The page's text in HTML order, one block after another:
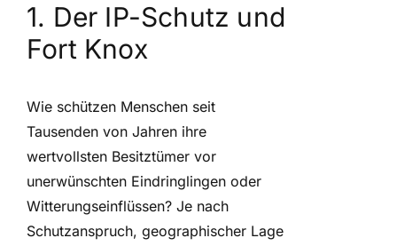
1. Der IP-Schutz und
Fort Knox
Wie schützen Menschen seit
Tausenden von Jahren ihre
wertvollsten Besitztümer vor
unerwünschten Eindringlingen oder
Witterungseinflüssen? Je nach
Schutzanspruch, geographischer Lage